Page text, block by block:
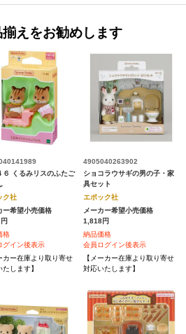
えをお勧めします
６ くるみリスのふたご
ク社
ー希望小売価格
格
グイン後表示
カー在庫より取り寄せ
します】
4905040263902
ショコラウサギの男の子・家
具セット
エポック社
メーカー希望小売価格
1,818円
納品価格
会員ログイン後表示
【メーカー在庫より取り寄せ
対応いたします】